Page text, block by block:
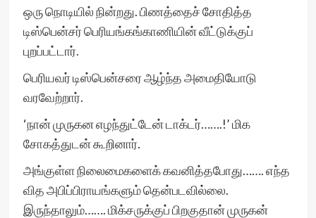
ஒரு நொடியில் நின்றது. பிணத்தைச் சோதித்த
டிஸ்பென்சர் பெரியங்கங்காணியின் வீட்டுக்குப்
புறப்பட்டார்.
பெரியவர் டிஸ்பென்சரை ஆழ்ந்த அமைதியோடு
வரவேற்றார்.
‘நான் முருகன எழந்துட்டேன் டாக்டர்…….!’ மிக
சோகத்துடன் கூறினார்.
அங்குள்ள நிலைமைகளைக் கவனித்தபோது……. எந்த
வித அபிப்பிராயங்களும் தென்படவில்லை.
இருந்தாலும்……. மிக்சருக்குப் பிறகுதான் முருகன்